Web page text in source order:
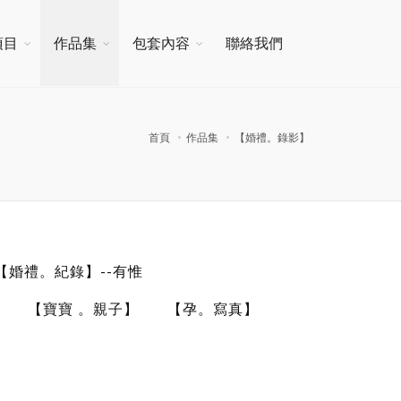
作品集 包套內容 聯絡我們
首頁 作品集 【婚禮。錄影】
婚禮。紀錄】--有惟
【寶寶 。親子】
【孕。寫真】